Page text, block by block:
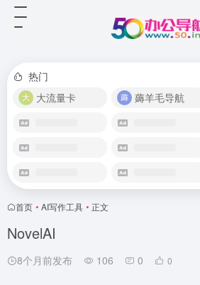
热门
大流量卡
薅羊毛导航
首页 • AI写作工具 • 正文
NovelAI
8个月前发布 106 0 0